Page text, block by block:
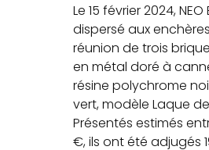
Le 15 février 2024,
dispersé aux
réunion de trois
en métal doré à
résine polychrome
vert, modèle Laque
Présentés estimés
€, ils ont été adjugés